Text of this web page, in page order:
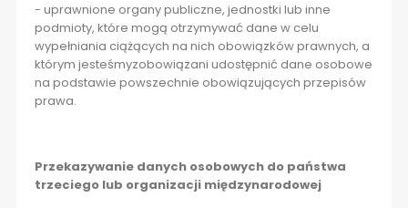
- uprawnione organy publiczne, jednostki lub inne
podmioty, które mogą otrzymywać dane w celu
wypełniania ciążących na nich obowiązków prawnych, a
którym jesteśmyzobowiązani udostępnić dane osobowe
na podstawie powszechnie obowiązujących przepisów
prawa.
Przekazywanie danych osobowych do państwa
trzeciego lub organizacji międzynarodowej